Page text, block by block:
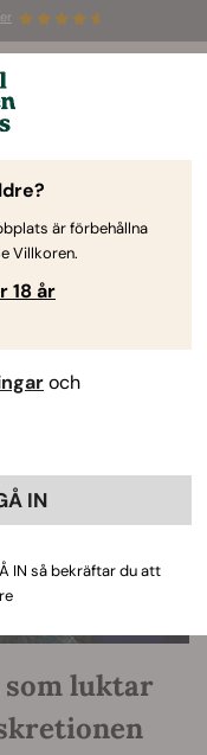
som luktar
är förbehållna
Villkoren.
18 år
och
IN
IN så bekräftar du att